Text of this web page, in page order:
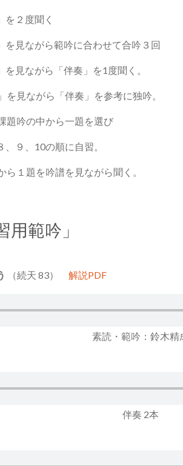
を２度聞く
を見ながら範吟に合わせて合吟３回
を見ながら「伴奏」を1度聞く。
を見ながら「伴奏」を参考に独吟。
題吟の中から一題を選び
、10の順に自習。
ら１題を吟譜を見ながら聞く。
範吟」
（続天 83） 解説PDF
素読・範吟：鈴木精
伴奏 2本